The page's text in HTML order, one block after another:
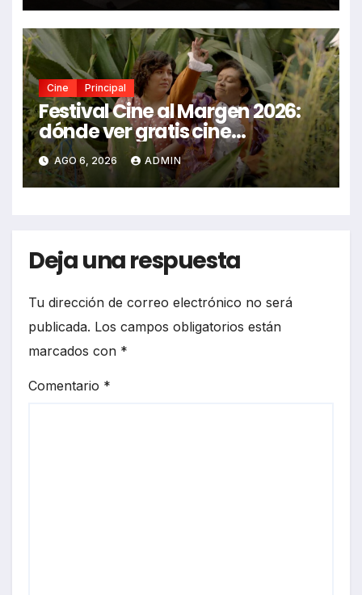
Cine Principal
Festival Cine al Margen 2026:
dónde ver gratis cine
mexicano independiente en
CDMX y en línea
AGO 6, 2026 ADMIN
Deja una respuesta
Tu dirección de correo electrónico no será
publicada. Los campos obligatorios están
marcados con *
Comentario *